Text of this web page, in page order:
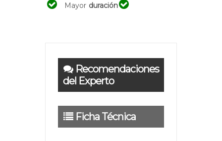
Mayor duración
Recomendaciones
del Experto
Ficha Técnica